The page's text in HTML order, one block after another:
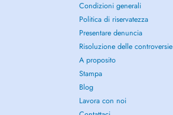
Condizioni generali
Politica di riservatezza
Presentare denuncia
Risoluzione delle controversie
A proposito
Stampa
Blog
Lavora con noi